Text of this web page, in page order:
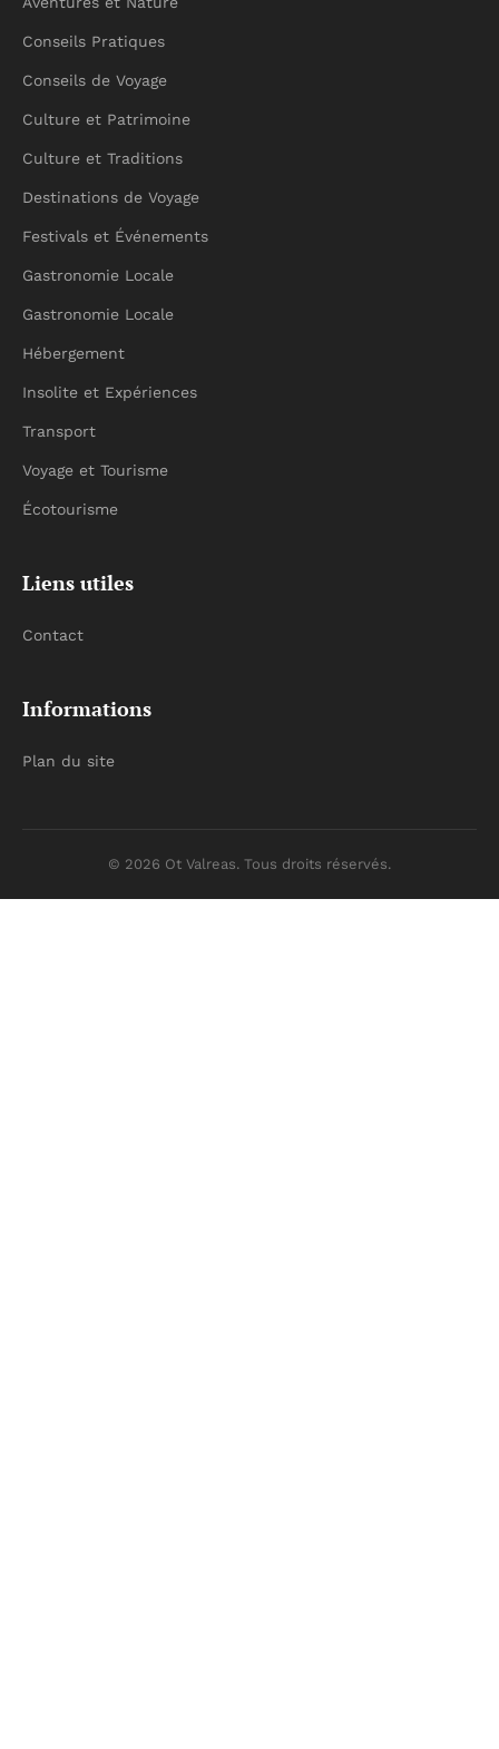
Conseils Pratiques
Conseils de Voyage
Culture et Patrimoine
Culture et Traditions
Destinations de Voyage
Festivals et Événements
Gastronomie Locale
Gastronomie Locale
Hébergement
Insolite et Expériences
Transport
Voyage et Tourisme
Écotourisme
Liens utiles
Contact
Informations
Plan du site
© 2026 Ot Valreas. Tous droits réservés.